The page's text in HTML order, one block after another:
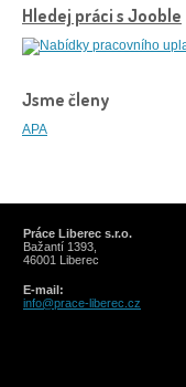
Hledej práci s Jooble
Jsme členy
APA
Práce Liberec s.r.o.
Bažantí 1393,
46001 Liberec
E-mail:
info@prace-liberec.cz